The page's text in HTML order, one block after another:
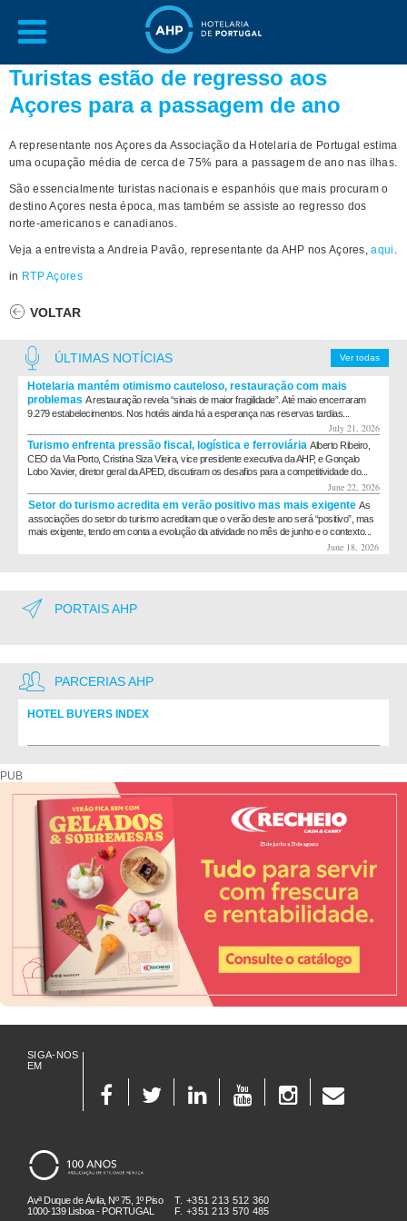
Turistas estão de regresso aos
Açores para a passagem de ano
A representante nos Açores da Associação da Hotelaria de Portugal estima
uma ocupação média de cerca de 75% para a passagem de ano nas ilhas.
São essencialmente turistas nacionais e espanhóis que mais procuram o
destino Açores nesta época, mas também se assiste ao regresso dos
norte-americanos e canadianos.
Veja a entrevista a Andreia Pavão, representante da AHP nos Açores,aqui .
in RTP Açores
VOLTAR
Ver todas
ÚLTIMAS NOTÍCIAS
Hotelaria mantém otimismo cauteloso, restauração com mais
problemas A restauração revela “sinais de maior fragilidade”. Até maio encerraram
9.279 estabelecimentos. Nos hotéis ainda há a esperança nas reservas tardias...
July 21, 2026
Turismo enfrenta pressão fiscal, logística e ferroviária Alberto Ribeiro,
CEO da Via Porto, Cristina Siza Vieira, vice presidente executiva da AHP, e Gonçalo
Lobo Xavier, diretor geral da APED, discutiram os desafios para a competitividade do...
June 22, 2026
Setor do turismo acredita em verão positivo mas mais exigente As
associações do setor do turismo acreditam que o verão deste ano será “positivo”, mas
mais exigente, tendo em conta a evolução da atividade no mês de junho e o contexto...
June 18, 2026
PORTAIS AHP
PARCERIAS AHP
HOTEL BUYERS INDEX
PUB
SIGA-NOS
EM
Avª Duque de Ávila, Nº 75, 1º Piso
1000-139 Lisboa - PORTUGAL
T. +351 213 512 360
F. +351 213 570 485